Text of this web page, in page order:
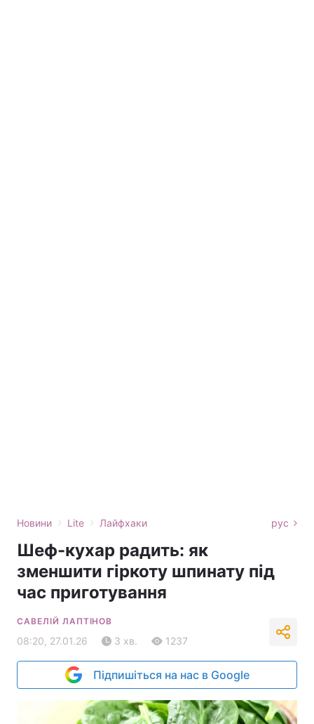
Новини › Lite › Лайфхаки рус
Шеф-кухар радить: як
зменшити гіркоту шпинату під
час приготування
САВЕЛІЙ ЛАПТІНОВ
08:20, 27.01.26 3 хв. 1237
Підпишіться на нас в Google